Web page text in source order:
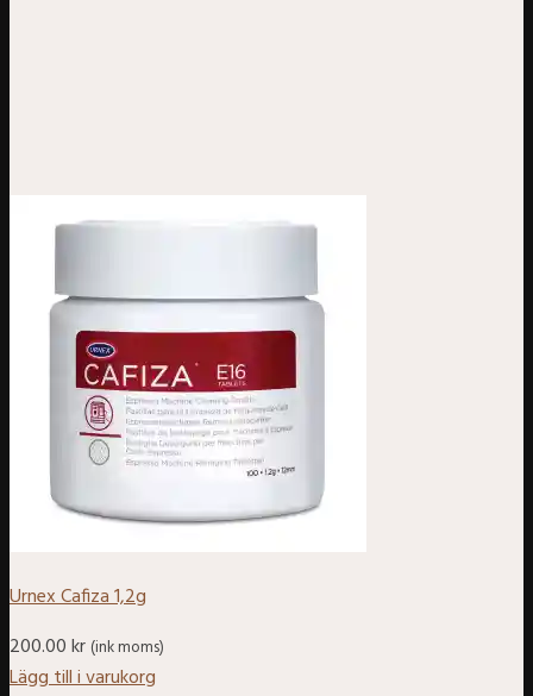
Urnex Cafiza 1,2g
200.00kr (ink moms)
Lägg till i varukorg